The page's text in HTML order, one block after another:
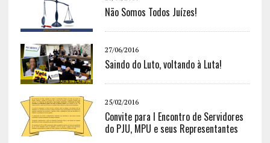
Não Somos Todos Juízes!
27/06/2016
Saindo do Luto, voltando à Luta!
25/02/2016
Convite para I Encontro de Servidores
do PJU, MPU e seus Representantes